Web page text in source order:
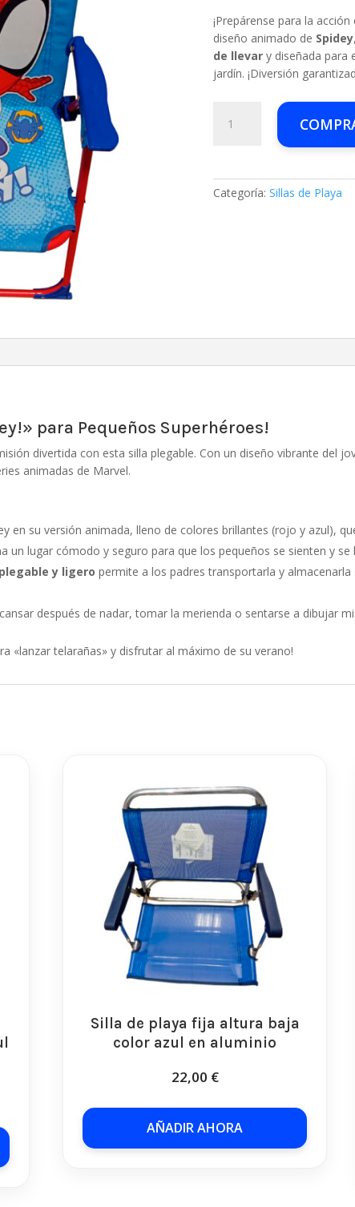
¡Prepárense para la
diseño animado de Spidey
de llevary diseñada para
jardín. ¡Diversión
Go
para
Categoría: Sillas de Playa
para Pequeños Superhéroes!
divertida con esta silla plegable. Con un diseño vibrante del
animadas de Marvel.
en su versión animada, lleno de colores brillantes (rojo y azul),
un lugar cómodo y seguro para que los pequeños se sienten y
plegable y ligero permite a los padres transportarla y
después de nadar, tomar la merienda o sentarse a dibujar
«lanzar telarañas» y disfrutar al máximo de su verano!
Silla de playa fija altura baja
color azul en aluminio
22,00 €
AÑADIR AHORA